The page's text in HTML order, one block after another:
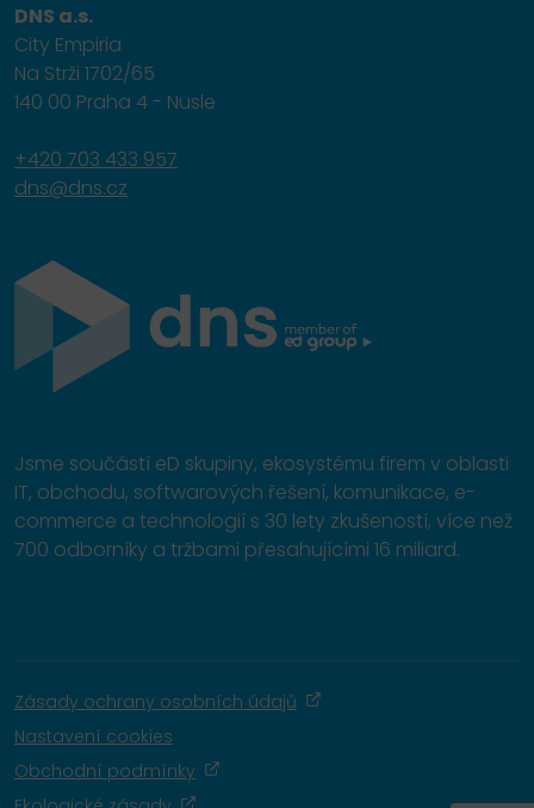
DNS a.s.
City Empiria
Na Strži 1702/65
140 00 Praha 4 - Nusle
+420 703 433 957
dns@dns.cz
Jsme součástí eD skupiny, ekosystému firem v oblasti
IT, obchodu, softwarových řešení, komunikace, e-
commerce a technologií s 30 lety zkušeností, více než
700 odborníky a tržbami přesahujícími 16 miliard.
Zásady ochrany osobních údajů
Nastavení cookies
Obchodní podmínky